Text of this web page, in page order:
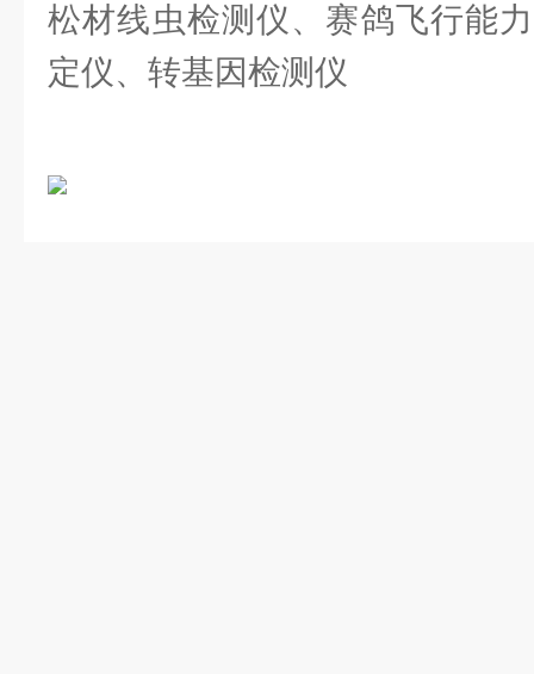
松材线虫检测仪、赛鸽飞行能
定仪、转基因检测仪